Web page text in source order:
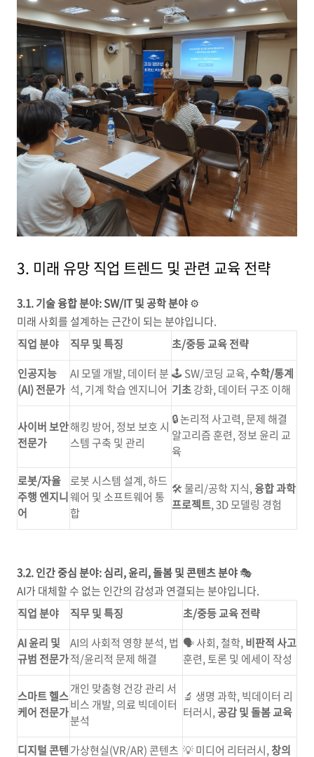
3. 미래 유망 직업 트렌드 및 관련 교육 전략
3.1. 기술 융합 분야: SW/IT 및 공학 분야⚙️
미래 사회를 설계하는 근간이 되는 분야입니다.
직업 분야
직무 및 특징
초/중등 교육 전략
인공지능
(AI) 전문가
AI 모델 개발, 데이터 분
석, 기계 학습 엔지니어
🕹️ SW/코딩 교육,수학/통계
기초강화, 데이터 구조 이해
사이버 보안
전문가
해킹 방어, 정보 보호 시
스템 구축 및 관리
🔒 논리적 사고력, 문제 해결
알고리즘 훈련, 정보 윤리 교
육
로봇/자율
주행 엔지니
어
로봇 시스템 설계, 하드
웨어 및 소프트웨어 통
합
🛠️ 물리/공학 지식,융합 과학
프로젝트, 3D 모델링 경험
3.2. 인간 중심 분야: 심리, 윤리, 돌봄 및 콘텐츠 분야🎭
AI가 대체할 수 없는 인간의 감성과 연결되는 분야입니다.
직업 분야
직무 및 특징
초/중등 교육 전략
AI 윤리 및
규범 전문가
AI의 사회적 영향 분석, 법
적/윤리적 문제 해결
🗣️ 사회, 철학, 비판적 사고
훈련, 토론 및 에세이 작성
스마트 헬스
케어 전문가
개인 맞춤형 건강 관리 서
비스 개발, 의료 빅데이터
분석
🔬 생명 과학, 빅데이터 리
터러시,공감 및 돌봄 교육
디지털 콘텐가상현실(VR/AR) 콘텐츠 💡 미디어 리터러시, 창의